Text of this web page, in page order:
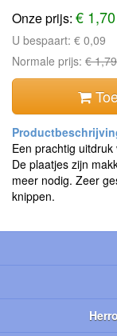
Onze prijs: € 1,70
U bespaart: € 0,09
Normale prijs: € 1,79
Een prachtig
De plaatjes zijn
meer nodig. Zeer
knippen.